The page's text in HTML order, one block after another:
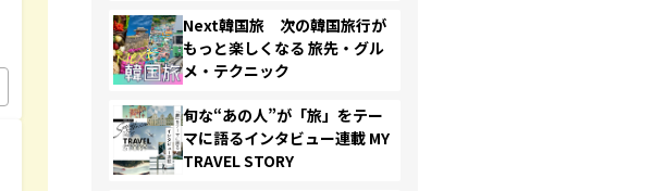
Next韓国旅 次の韓国旅行が
もっと楽しくなる 旅先・グル
メ・テクニック
旬な“あの人”が「旅」をテー
マに語るインタビュー連載 MY
TRAVEL STORY